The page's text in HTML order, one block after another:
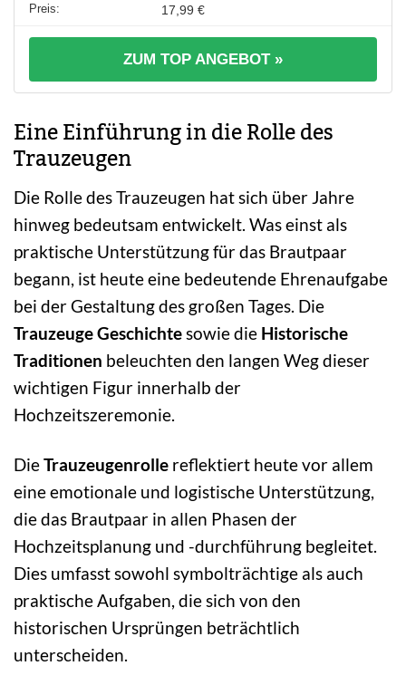
17,99 €
ZUM TOP ANGEBOT »
Eine Einführung in die Rolle des
Trauzeugen
Die Rolle des Trauzeugen hat sich über Jahre
hinweg bedeutsam entwickelt. Was einst als
praktische Unterstützung für das Brautpaar
begann, ist heute eine bedeutende Ehrenaufgabe
bei der Gestaltung des großen Tages. Die
Trauzeuge Geschichte sowie die Historische
Traditionen beleuchten den langen Weg dieser
wichtigen Figur innerhalb der
Hochzeitszeremonie.
DieTrauzeugenrolle reflektiert heute vor allem
eine emotionale und logistische Unterstützung,
die das Brautpaar in allen Phasen der
Hochzeitsplanung und -durchführung begleitet.
Dies umfasst sowohl symbolträchtige als auch
praktische Aufgaben, die sich von den
historischen Ursprüngen beträchtlich
unterscheiden.